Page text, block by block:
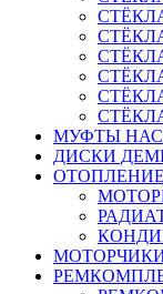
МУФТЫ
ДИСКИ